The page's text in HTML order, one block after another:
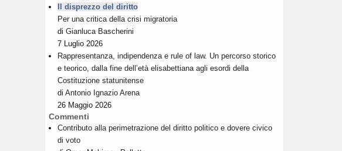
Il disprezzo del diritto
Per una critica della crisi migratoria
di Gianluca Bascherini
7 Luglio 2026
Rappresentanza, indipendenza e rule of law. Un percorso storico
e teorico, dalla fine dell’età elisabettiana agli esordi della
Costituzione statunitense
di Antonio Ignazio Arena
26 Maggio 2026
Commenti
Contributo alla perimetrazione del diritto politico e dovere civico
di voto